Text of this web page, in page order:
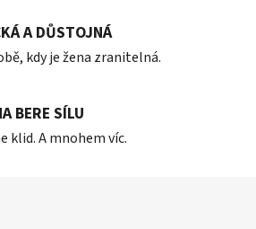
A DŮSTOJNÁ
kdy je žena zranitelná.
BERE SÍLU
klid. A mnohem víc.